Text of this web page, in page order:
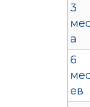
3
а
6
ев